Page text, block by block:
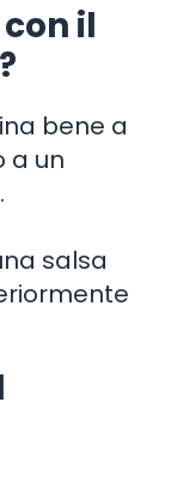
il
bene a
a un
salsa